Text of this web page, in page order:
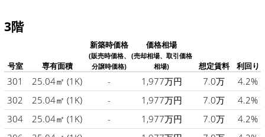
3階
号室 専有面積
新築時価格
(販売時価格、
分譲時価格)
価格相場
(売却相場、取引価格
相場)
想定賃料 利回り
301 25.04㎡ (1K) - 1,977万円 7.0万
4.2%
302
25.04㎡ (1K) - 1,977万円 7.0万
4.2%
304
25.04㎡ (1K) - 1,977万円 7.0万
4.2%